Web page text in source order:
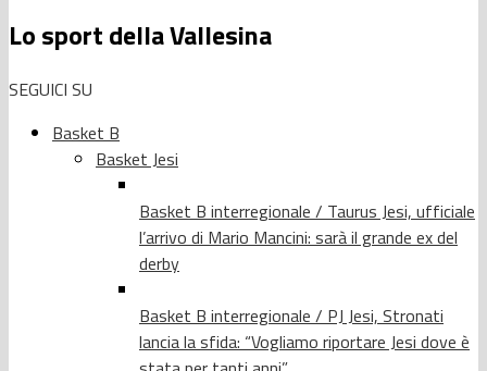
Lo sport della Vallesina
SEGUICI SU
Basket B
Basket Jesi
Basket B interregionale / Taurus Jesi, ufficiale
l’arrivo di Mario Mancini: sarà il grande ex del
derby
Basket B interregionale / PJ Jesi, Stronati
lancia la sfida: “Vogliamo riportare Jesi dove è